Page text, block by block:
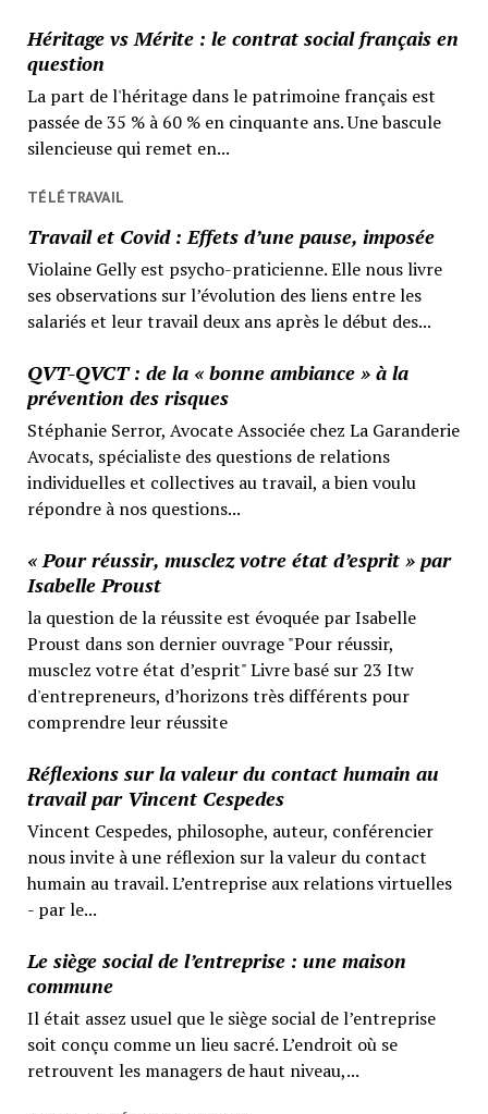
Héritage vs Mérite : le contrat social français en
question
La part de l'héritage dans le patrimoine français est
passée de 35 % à 60 % en cinquante ans. Une bascule
silencieuse qui remet en...
TÉLÉTRAVAIL
Travail et Covid : Effets d’une pause, imposée
Violaine Gelly est psycho-praticienne. Elle nous livre
ses observations sur l’évolution des liens entre les
salariés et leur travail deux ans après le début des...
QVT-QVCT : de la « bonne ambiance » à la
prévention des risques
Stéphanie Serror, Avocate Associée chez La Garanderie
Avocats, spécialiste des questions de relations
individuelles et collectives au travail, a bien voulu
répondre à nos questions...
« Pour réussir, musclez votre état d’esprit » par
Isabelle Proust
la question de la réussite est évoquée par Isabelle
Proust dans son dernier ouvrage "Pour réussir,
musclez votre état d’esprit" Livre basé sur 23 Itw
d'entrepreneurs, d’horizons très différents pour
comprendre leur réussite
Réflexions sur la valeur du contact humain au
travail par Vincent Cespedes
Vincent Cespedes, philosophe, auteur, conférencier
nous invite à une réflexion sur la valeur du contact
humain au travail. L’entreprise aux relations virtuelles
- par le...
Le siège social de l’entreprise : une maison
commune
Il était assez usuel que le siège social de l’entreprise
soit conçu comme un lieu sacré. L’endroit où se
retrouvent les managers de haut niveau,...